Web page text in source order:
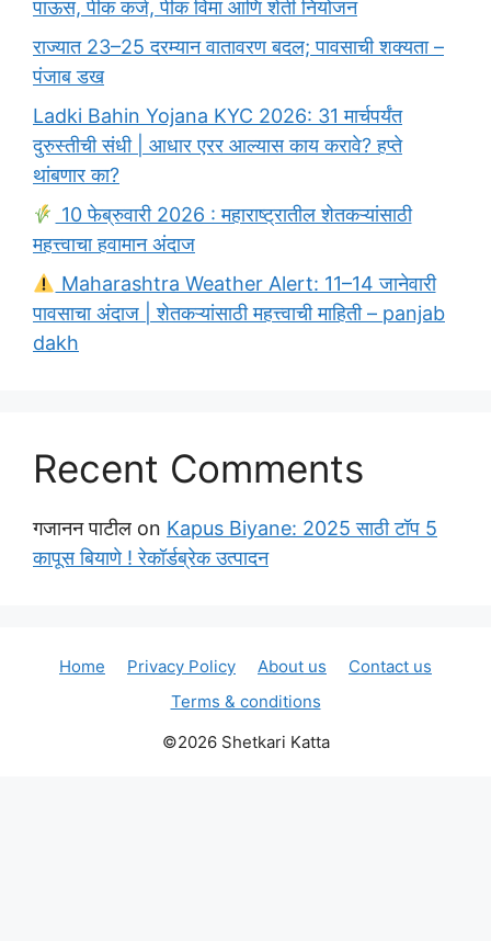
पाऊस, पीक कर्ज, पीक विमा आणि शेती नियोजन
राज्यात 23–25 दरम्यान वातावरण बदल; पावसाची शक्यता –
पंजाब डख
Ladki Bahin Yojana KYC 2026: 31 मार्चपर्यंत
दुरुस्तीची संधी | आधार एरर आल्यास काय करावे? हप्ते
थांबणार का?
10 फेब्रुवारी 2026 : महाराष्ट्रातील शेतकऱ्यांसाठी
महत्त्वाचा हवामान अंदाज
Maharashtra Weather Alert: 11–14 जानेवारी
पावसाचा अंदाज | शेतकऱ्यांसाठी महत्त्वाची माहिती – panjab
dakh
Recent Comments
गजानन पाटील on Kapus Biyane: 2025 साठी टॉप 5
कापूस बियाणे ! रेकॉर्डब्रेक उत्पादन
Home Privacy Policy About us
Contact us
Terms & conditions
©2026 Shetkari Katta